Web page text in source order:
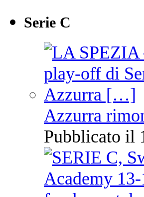
Serie C
Azzurra
Pubblicato il